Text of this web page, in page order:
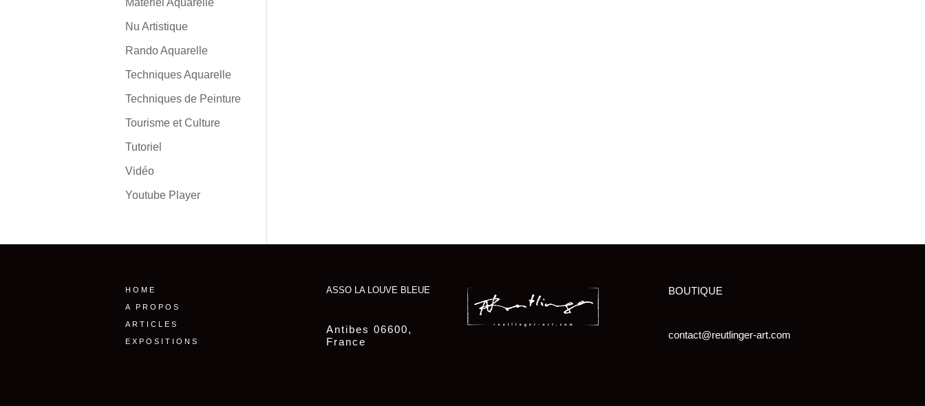
Nu Artistique
Rando Aquarelle
Techniques Aquarelle
Techniques de Peinture
Tourisme et Culture
Tutoriel
Vidéo
Youtube Player
HOME
A PROPOS
ARTICLES
EXPOSITIONS
ASSO LA LOUVE BLEUE
Antibes 06600,
France
BOUTIQUE
contact@reutlinger-art.com